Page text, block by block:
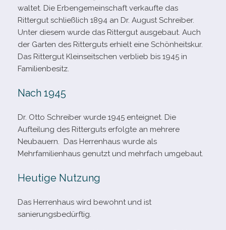
wal­tet. Die Erbengemeinschaft ver­kaufte das
Rittergut schließ­lich 1894 an Dr. August Schreiber.
Unter die­sem wurde das Rittergut aus­ge­baut. Auch
der Garten des Ritterguts erhielt eine Schönheitskur.
Das Rittergut Kleinseitschen ver­blieb bis 1945 in
Familienbesitz.
Nach 1945
Dr. Otto Schreiber wurde 1945 ent­eig­net. Die
Aufteilung des Ritterguts erfolgte an meh­rere
Neubauern. Das Herrenhaus wurde als
Mehrfamilienhaus genutzt und mehr­fach umgebaut.
Heutige Nutzung
Das Herrenhaus wird bewohnt und ist
sanierungsbedürftig.